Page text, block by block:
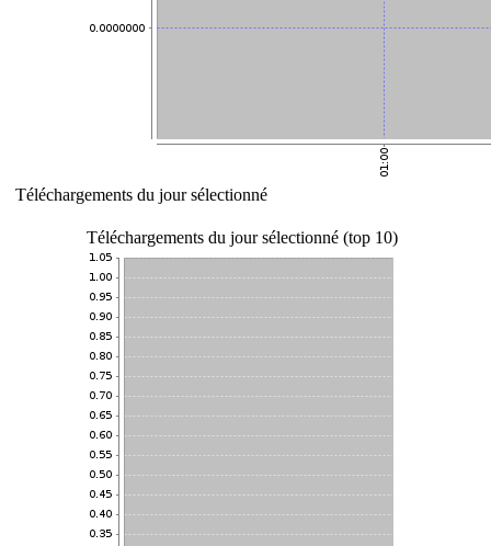
Téléchargements du jour sélectionné
Téléchargements du jour sélectionné (top 10)